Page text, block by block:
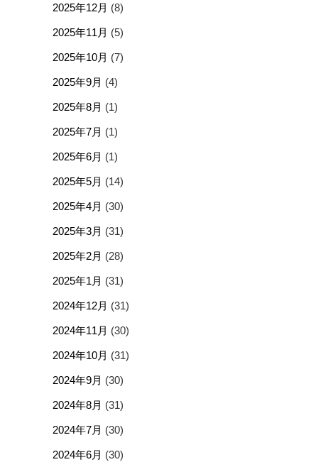
2025年12月 (8)
2025年11月 (5)
2025年10月 (7)
2025年9月 (4)
2025年8月 (1)
2025年7月 (1)
2025年6月 (1)
2025年5月 (14)
2025年4月 (30)
2025年3月 (31)
2025年2月 (28)
2025年1月 (31)
2024年12月 (31)
2024年11月 (30)
2024年10月 (31)
2024年9月 (30)
2024年8月 (31)
2024年7月 (30)
2024年6月 (30)